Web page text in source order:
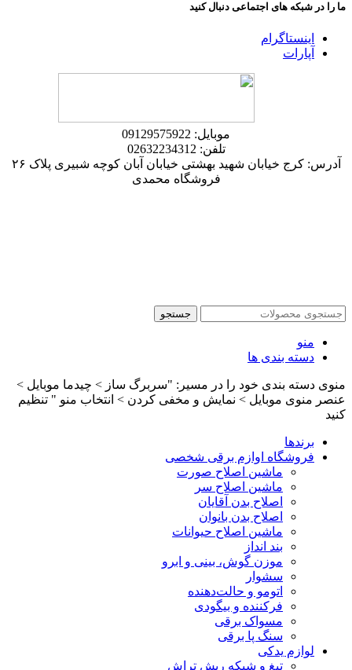
ما را در شبکه های اجتماعی دنبال کنید
اینستاگرام
آپارات
موبایل: 09129575922
تلفن: 02632234312
آدرس: کرج خیابان شهید بهشتی خیابان آبان کوچه شبیری پلاک ۲۶
فروشگاه محمدی
جستجو
منو
دسته بندی ها
منوی دسته بندی خود را در مسیر: "سربرگ ساز > چیدما موبایل >
عنصر منوی موبایل > نمایش و مخفی کردن > انتخاب منو " تنظیم
کنید
برندها
فروشگاه اوازم برقی شخصی
ماشین اصلاح صورت
ماشین اصلاح سر
اصلاح بدن آقایان
اصلاح بدن بانوان
ماشین اصلاح حیوانات
بند انداز
موزن گوش، بینی و ابرو
سشوار
اتومو و حالت‌دهنده
فرکننده و بیگودی
مسواک برقی
سنگ پا برقی
لوازم یدکی
تیغ و شبکه ریش تراش